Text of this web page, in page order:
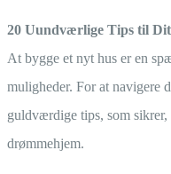
20 Uundværlige Tips til
At bygge et nyt hus er en
muligheder. For at navigere
guldværdige tips, som
drømmehjem.